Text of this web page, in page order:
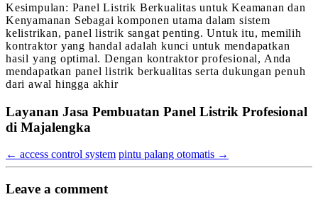
Kesimpulan: Panel Listrik Berkualitas untuk Keamanan dan
Kenyamanan Sebagai komponen utama dalam sistem
kelistrikan, panel listrik sangat penting. Untuk itu, memilih
kontraktor yang handal adalah kunci untuk mendapatkan
hasil yang optimal. Dengan kontraktor profesional, Anda
mendapatkan panel listrik berkualitas serta dukungan penuh
dari awal hingga akhir
Layanan Jasa Pembuatan Panel Listrik Profesional
di Majalengka
← access control system pintu palang otomatis →
Leave a comment